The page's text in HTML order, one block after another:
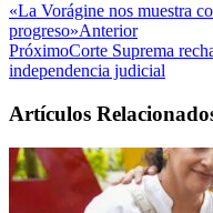
«La Vorágine nos muestra
progreso»Anterior
PróximoCorte Suprema
independencia judicial
Artículos